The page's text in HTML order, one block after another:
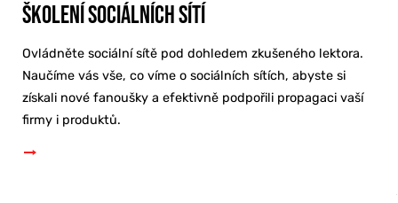
Školení sociálních sítí
Ovládněte sociální sítě pod dohledem zkušeného lektora.
Naučíme vás vše, co víme o sociálních sítích, abyste si
získali nové fanoušky a efektivně podpořili propagaci vaší
firmy i produktů.